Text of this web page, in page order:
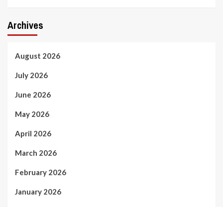
Archives
August 2026
July 2026
June 2026
May 2026
April 2026
March 2026
February 2026
January 2026